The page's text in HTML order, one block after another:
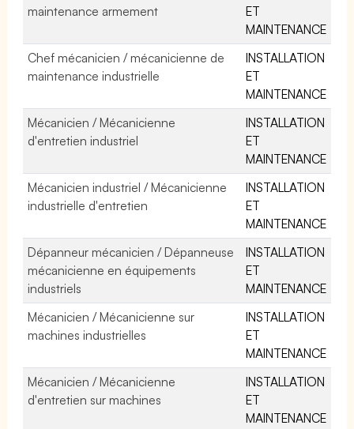
maintenance armement
ET
MAINTENANCE
Chef mécanicien / mécanicienne de
maintenance industrielle
INSTALLATION
ET
MAINTENANCE
Mécanicien / Mécanicienne
d'entretien industriel
INSTALLATION
ET
MAINTENANCE
Mécanicien industriel / Mécanicienne
industrielle d'entretien
INSTALLATION
ET
MAINTENANCE
Dépanneur mécanicien / Dépanneuse
mécanicienne en équipements
industriels
INSTALLATION
ET
MAINTENANCE
Mécanicien / Mécanicienne sur
machines industrielles
INSTALLATION
ET
MAINTENANCE
Mécanicien / Mécanicienne
d'entretien sur machines
INSTALLATION
ET
MAINTENANCE